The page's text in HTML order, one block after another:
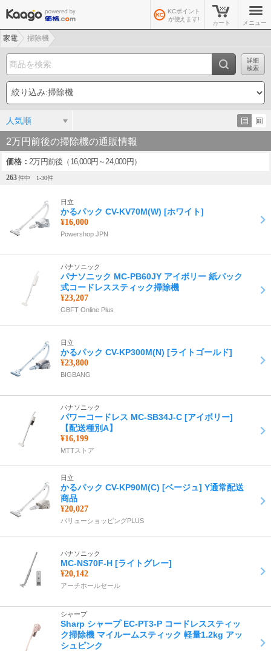
KCポイント
が使えます!
カート メニュー
家電 掃除機
詳細
検索
人気順
2万円前後の掃除機の通販情報
価格 2万円前後（16,000円～24,000円）
263件中 1-30件
日立
かるパック CV-KV70M(W) [ホワイト]
¥16,000
Powershop JPN
パナソニック
パナソニック MC-PB60JY アイボリー 紙パック
式コードレススティック掃除機
¥23,207
GBFT Online Plus
日立
かるパック CV-KP300M(N) [ライトゴールド]
¥23,800
BIGBANG
パナソニック
パワーコードレス MC-SB34J-C [アイボリー]
【配送種別A】
¥16,199
MTTストア
日立
かるパック CV-KP90M(C) [ベージュ] Y通常配送
商品
¥20,027
バリューショッピングPLUS
パナソニック
MC-NS70F-H [ライトグレー]
¥20,142
アーチホールセール
シャープ
Sharp シャープ EC-PT3-P コードレススティッ
ク掃除機 マイルームスティック 軽量1.2kg アッ
シュピンク